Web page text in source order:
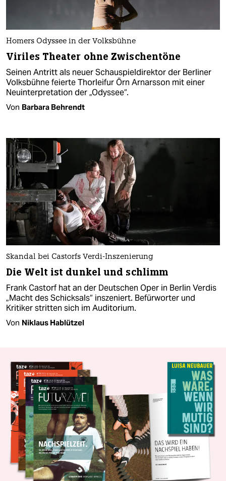
Homers Odyssee in der Volksbühne
Viriles Theater ohne Zwischentöne
Seinen Antritt als neuer Schauspieldirektor der Berliner
Volksbühne feierte Thorleifur Örn Arnarsson mit einer
Neuinterpretation der „Odyssee“.
Von Barbara Behrendt
Skandal bei Castorfs Verdi-Inszenierung
Die Welt ist dunkel und schlimm
Frank Castorf hat an der Deutschen Oper in Berlin Verdis
„Macht des Schicksals“ inszeniert. Befürworter und
Kritiker stritten sich im Auditorium.
Von Niklaus Hablützel